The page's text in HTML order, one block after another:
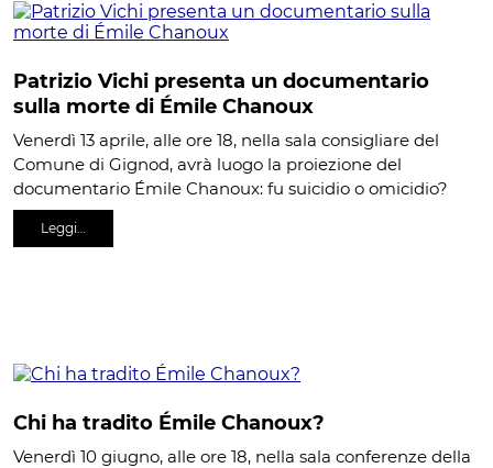
Patrizio Vichi presenta un documentario
sulla morte di Émile Chanoux
Venerdì 13 aprile, alle ore 18, nella sala consigliare del
Comune di Gignod, avrà luogo la proiezione del
documentario Émile Chanoux: fu suicidio o omicidio?
Leggi…
Chi ha tradito Émile Chanoux?
Venerdì 10 giugno, alle ore 18, nella sala conferenze della